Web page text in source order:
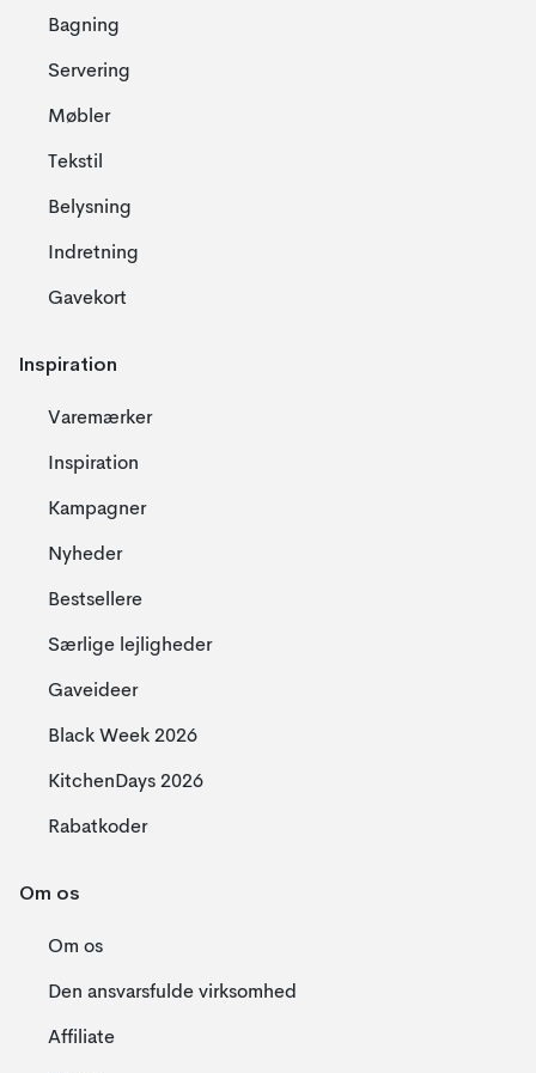
Bagning
Servering
Møbler
Tekstil
Belysning
Indretning
Gavekort
Inspiration
Varemærker
Inspiration
Kampagner
Nyheder
Bestsellere
Særlige lejligheder
Gaveideer
Black Week 2026
KitchenDays 2026
Rabatkoder
Om os
Om os
Den ansvarsfulde virksomhed
Affiliate